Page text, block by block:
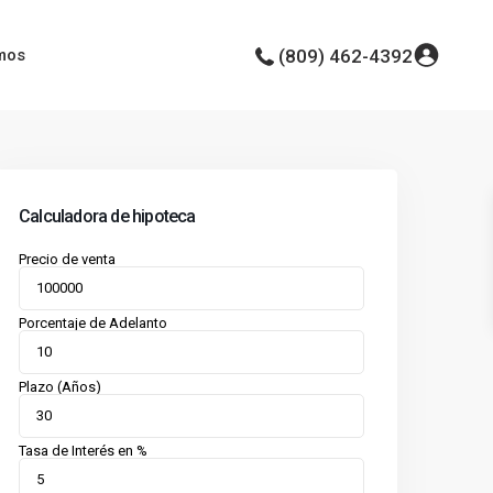
(809) 462-4392
Calculadora de hipoteca
Precio de venta
Porcentaje de Adelanto
Plazo (Años)
Tasa de Interés en %